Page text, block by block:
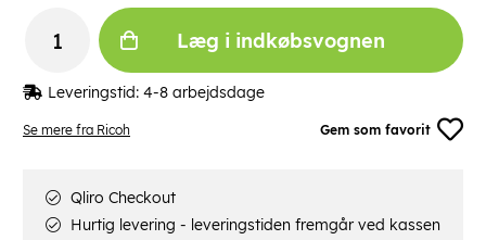
Se mere fra Ricoh Gem som favorit
Læg i indkøbsvognen
Leveringstid: 4-8 arbejdsdage
Qliro Checkout
Hurtig levering - leveringstiden fremgår ved kassen